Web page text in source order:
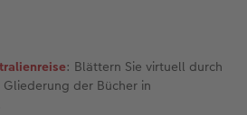
: Blättern Sie virtuell durch
der Bücher in